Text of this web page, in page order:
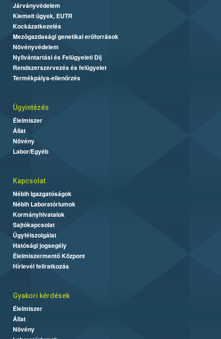
Járványvédelem
Kiemelt ügyek, EUTR
Kockázatkezelés
Mezőgazdasági genetikai erőforrások
Növényvédelem
Nyilvántartási és Felügyeleti Díj
Rendszerszervezés és felügyelet
Termékpálya-ellenőrzés
Ügyintézés
Élelmiszer
Állat
Növény
Labor/Egyéb
Kapcsolat
Nébih Igazgatóságok
Nébih Laboratóriumok
Kormányhivatalok
Sajtókapcsolat
Ügyfélszolgálat
Hatósági jogsegély
Élelmiszermentő Központ
Hírlevél feliratkozás
Gyakori kérdések
Élelmiszer
Állat
Növény